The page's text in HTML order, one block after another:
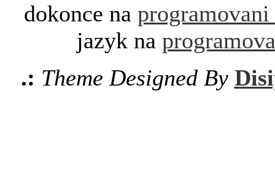
dokonce na programovani
jazyk na
.: Theme Designed By